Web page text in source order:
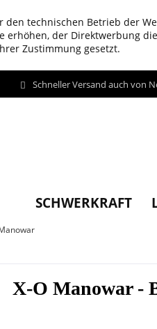
den technischen Betrieb der
erhöhen, der Direktwerbung
Zustimmung gesetzt.
Schneller Versand auch von
SCHWERKRAFT
X-O Manowar -